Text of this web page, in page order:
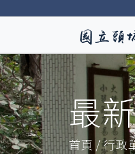
最
首頁 / 行政